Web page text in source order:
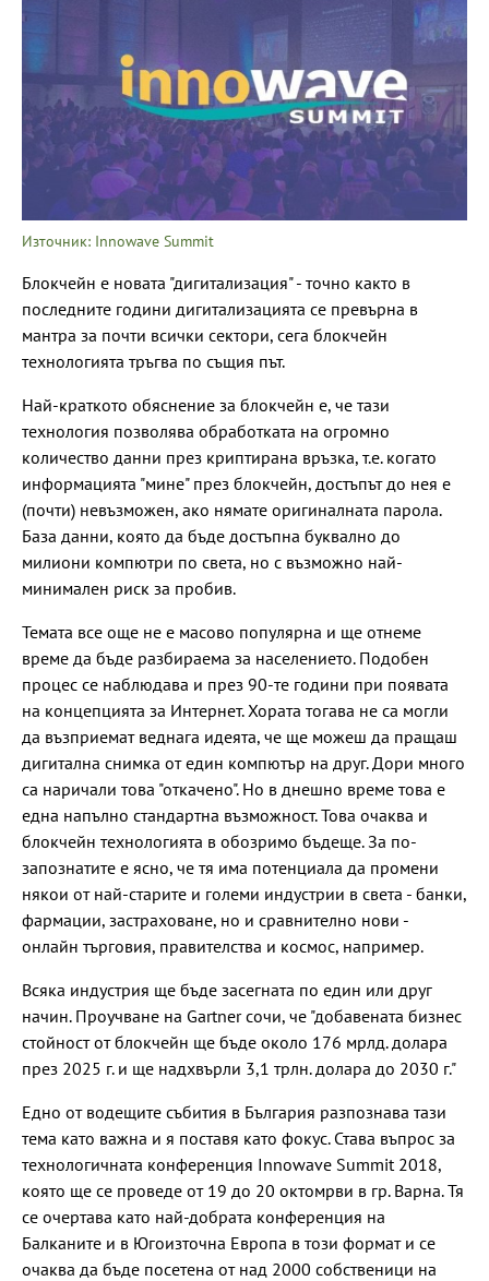
Източник: Innowave Summit
Блокчейн е новата "дигитализация" - точно както в
последните години дигитализацията се превърна в
мантра за почти всички сектори, сега блокчейн
технологията тръгва по същия път.
Най-краткото обяснение за блокчейн е, че тази
технология позволява обработката на огромно
количество данни през криптирана връзка, т.е. когато
информацията "мине" през блокчейн, достъпът до нея е
(почти) невъзможен, ако нямате оригиналната парола.
База данни, която да бъде достъпна буквално до
милиони компютри по света, но с възможно най-
минимален риск за пробив.
Темата все още не е масово популярна и ще отнеме
време да бъде разбираема за населението. Подобен
процес се наблюдава и през 90-те години при появата
на концепцията за Интернет. Хората тогава не са могли
да възприемат веднага идеята, че ще можеш да пращаш
дигитална снимка от един компютър на друг. Дори много
са наричали това "откачено". Но в днешно време това е
една напълно стандартна възможност. Това очаква и
блокчейн технологията в обозримо бъдеще. За по-
запознатите е ясно, че тя има потенциала да промени
някои от най-старите и големи индустрии в света - банки,
фармации, застраховане, но и сравнително нови -
онлайн търговия, правителства и космос, например.
Всяка индустрия ще бъде засегната по един или друг
начин. Проучване на Gartner сочи, че "добавената бизнес
стойност от блокчейн ще бъде около 176 мрлд. долара
през 2025 г. и ще надхвърли 3,1 трлн. долара до 2030 г."
Едно от водещите събития в България разпознава тази
тема като важна и я поставя като фокус. Става въпрос за
технологичната конференция Innowave Summit 2018,
коятo ще се проведе от 19 до 20 октомрви в гр. Варна. Тя
се очертава като най-добрата конференция на
Балканите и в Югоизточна Европа в този формат и се
очаква да бъде посетена от над 2000 собственици на